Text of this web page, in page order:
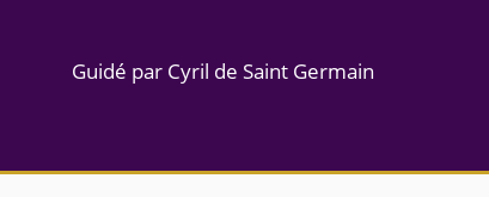
Guidé par Cyril de Saint Germain